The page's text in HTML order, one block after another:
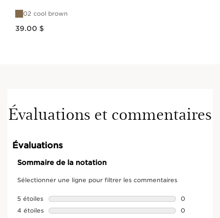
02 cool brown
39.00 $
Évaluations et commentaires